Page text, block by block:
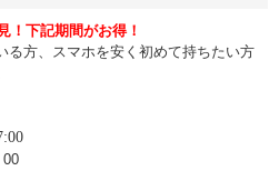
と解決・よくあるご質問
！下記期間がお得！
る方、スマホを安く初めて持ちたい方
00